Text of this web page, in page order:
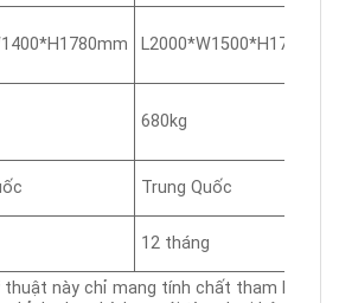
L2000*W1500*H1780mm
680kg
Trung Quốc
12 tháng
này chỉ mang tính chất tham khảo.